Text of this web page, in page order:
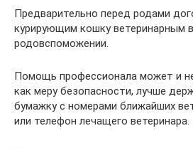
Предварительно перед родами
курирующим кошку ветеринарным
родовспоможении.
Помощь профессионала может и
как меру безопасности, лучше
бумажку с номерами ближайших
или телефон лечащего ветеринара.